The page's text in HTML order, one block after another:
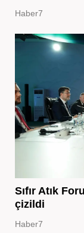
Haber7
Sıfır Atık
çizildi
Haber7